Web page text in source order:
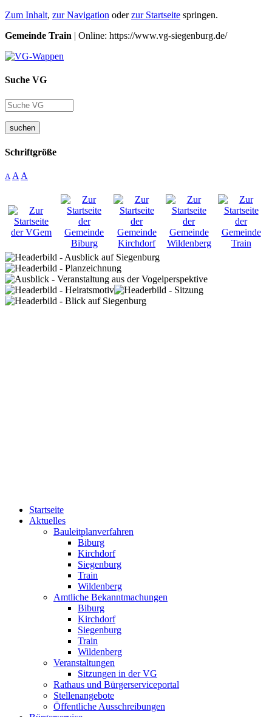
Zum Inhalt, zur Navigation oderzur Startseite springen.
Gemeinde Train | Online: https://www.vg-siegenburg.de/
Suche VG
suchen
Schriftgröße
A A A
Startseite
Aktuelles
Bauleitplanverfahren
Biburg
Kirchdorf
Siegenburg
Train
Wildenberg
Amtliche Bekanntmachungen
Biburg
Kirchdorf
Siegenburg
Train
Wildenberg
Veranstaltungen
Sitzungen in der VG
Rathaus und Bürgerserviceportal
Stellenangebote
Öffentliche Ausschreibungen